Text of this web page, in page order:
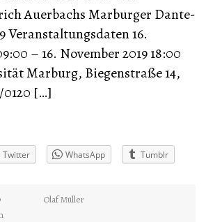
Auerbachs Marburger Dante-
Veranstaltungsdaten 16.
– 16. November 2019 18:00
Marburg, Biegenstraße 14,
[…]
Twitter WhatsApp Tumblr
Olaf Müller